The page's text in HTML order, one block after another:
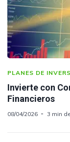
PLANES DE
Invierte con
Financieros
08/04/2026 3 min